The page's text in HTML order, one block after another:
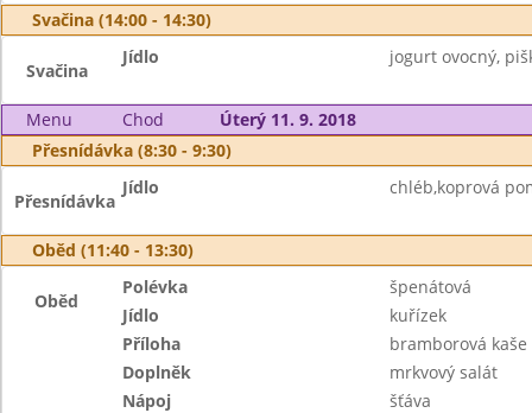
Svačina (14:00 - 14:30)
Svačina
Jídlo jogurt ovocný,
Menu Chod
Úterý 11. 9. 2018
Přesnídávka (8:30 - 9:30)
Přesnídávka
Jídlo chléb,koprová
Oběd (11:40 - 13:30)
Oběd
Polévka
špenátová
Jídlo
kuřízek
Příloha
bramborová kaše
Doplněk
mrkvový salát
Nápoj
šťáva